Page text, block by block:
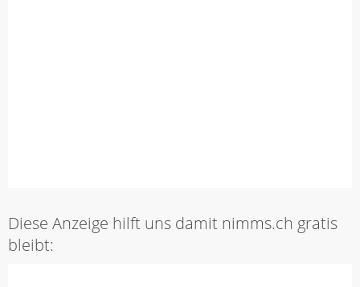
Diese Anzeige hilft uns damit nimms.ch gratis
bleibt: